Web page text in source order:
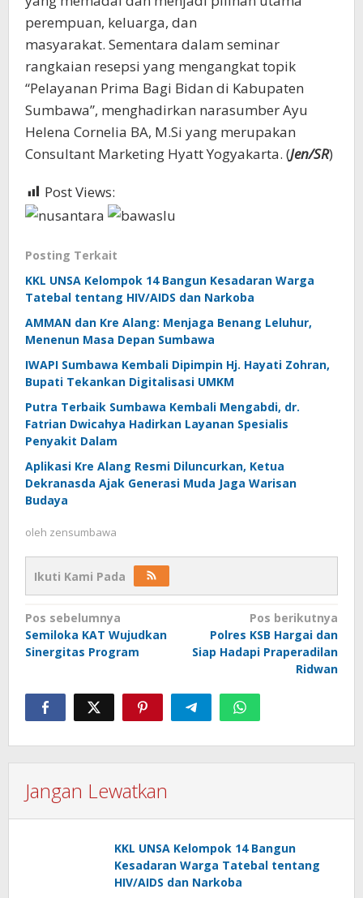
perempuan, keluarga, dan
masyarakat. Sementara dalam seminar
rangkaian resepsi yang mengangkat topik
“Pelayanan Prima Bagi Bidan di Kabupaten
Sumbawa”, menghadirkan narasumber Ayu
Helena Cornelia BA, M.Si yang merupakan
Consultant Marketing Hyatt Yogyakarta. (Jen/SR)
Post Views:
Posting Terkait
KKL UNSA Kelompok 14 Bangun Kesadaran Warga
Tatebal tentang HIV/AIDS dan Narkoba
AMMAN dan Kre Alang: Menjaga Benang Leluhur,
Menenun Masa Depan Sumbawa
IWAPI Sumbawa Kembali Dipimpin Hj. Hayati Zohran,
Bupati Tekankan Digitalisasi UMKM
Putra Terbaik Sumbawa Kembali Mengabdi, dr.
Fatrian Dwicahya Hadirkan Layanan Spesialis
Penyakit Dalam
Aplikasi Kre Alang Resmi Diluncurkan, Ketua
Dekranasda Ajak Generasi Muda Jaga Warisan
Budaya
oleh zensumbawa
Ikuti Kami Pada
Navigasi
pos
Pos sebelumnya
Semiloka KAT Wujudkan
Sinergitas Program
Pos berikutnya
Polres KSB Hargai dan
Siap Hadapi Praperadilan
Ridwan
Jangan Lewatkan
KKL UNSA Kelompok 14 Bangun
Kesadaran Warga Tatebal tentang
HIV/AIDS dan Narkoba